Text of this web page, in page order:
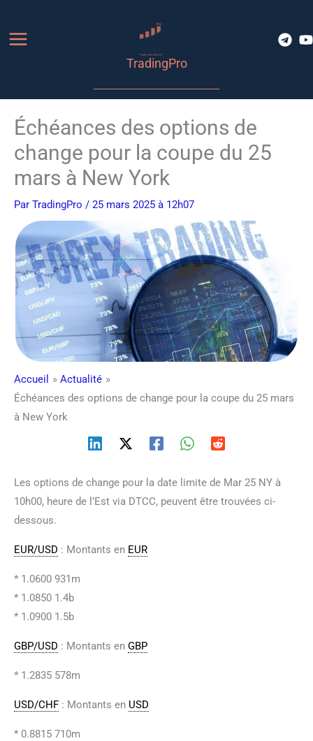
contenu
TradingPro
Échéances des options de
change pour la coupe du 25
mars à New York
Par TradingPro / 25 mars 2025 à 12h07
Accueil
Actualité
Échéances des options de change pour la coupe du 25 mars
à New York
Les options de change pour la date limite de Mar 25 NY à
10h00, heure de l’Est via DTCC, peuvent être trouvées ci-
dessous.
EUR/USD : Montants en EUR
* 1.0600 931m
* 1.0850 1.4b
* 1.0900 1.5b
GBP/USD : Montants en GBP
* 1.2835 578m
USD/CHF : Montants en USD
* 0.8815 710m